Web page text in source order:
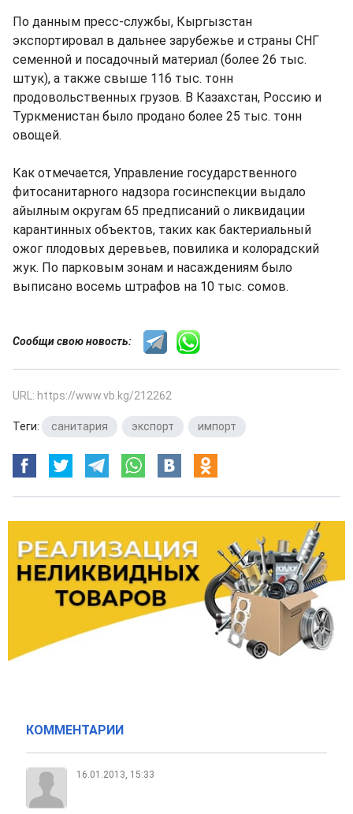
По данным пресс-службы, Кыргызстан
экспортировал в дальнее зарубежье и страны СНГ
семенной и посадочный материал (более 26 тыс.
штук), а также свыше 116 тыс. тонн
продовольственных грузов. В Казахстан, Россию и
Туркменистан было продано более 25 тыс. тонн
овощей.
Как отмечается, Управление государственного
фитосанитарного надзора госинспекции выдало
айылным округам 65 предписаний о ликвидации
карантинных объектов, таких как бактериальный
ожог плодовых деревьев, повилика и колорадский
жук. По парковым зонам и насаждениям было
выписано восемь штрафов на 10 тыс. сомов.
Сообщи свою новость:
URL: https://www.vb.kg/212262
Теги: санитария экспорт импорт
КОММЕНТАРИИ
16.01.2013, 15:33